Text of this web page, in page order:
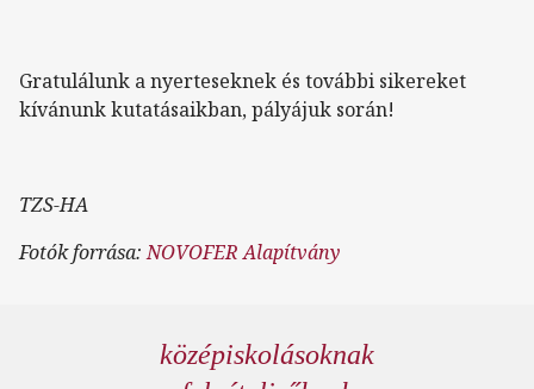
Gratulálunk a nyerteseknek és további sikereket
kívánunk kutatásaikban, pályájuk során!
TZS-HA
Fotók forrása:NOVOFER Alapítvány
középiskolásoknak